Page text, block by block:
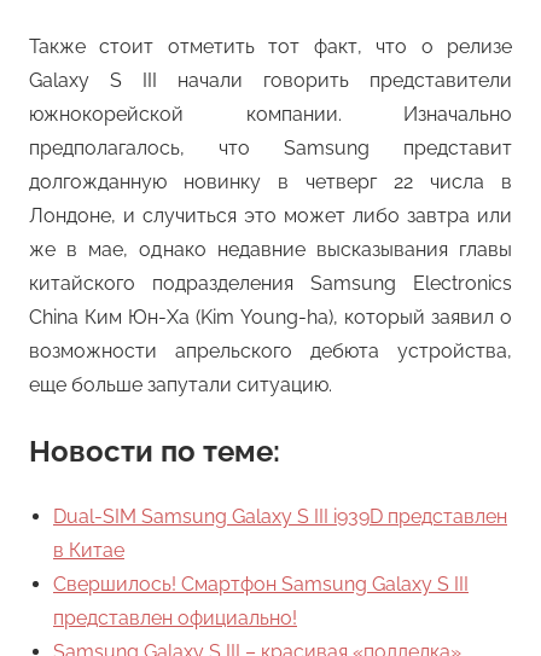
Также стоит отметить тот факт, что о релизе
Galaxy S III начали говорить представители
южнокорейской компании. Изначально
предполагалось, что Samsung представит
долгожданную новинку в четверг 22 числа в
Лондоне, и случиться это может либо завтра или
же в мае, однако недавние высказывания главы
китайского подразделения Samsung Electronics
China Ким Юн-Ха (Kim Young-ha), который заявил о
возможности апрельского дебюта устройства,
еще больше запутали ситуацию.
Новости по теме:
Dual-SIM Samsung Galaxy S III i939D представлен
в Китае
Свершилось! Смартфон Samsung Galaxy S III
представлен официально!